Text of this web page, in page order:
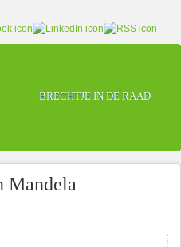
BRECHTJE IN DE RAAD
Mandela